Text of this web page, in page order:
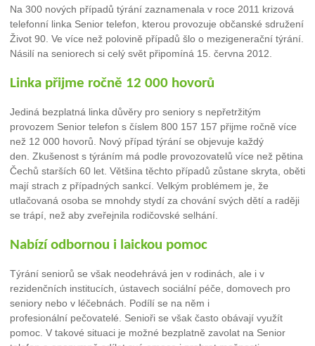
Na 300 nových případů týrání zaznamenala v roce 2011 krizová
telefonní linka Senior telefon, kterou provozuje občanské sdružení
Život 90. Ve více než polovině případů šlo o mezigenerační týrání.
Násilí na seniorech si celý svět připomíná 15. června 2012.
Linka přijme ročně 12 000 hovorů
Jediná bezplatná linka důvěry pro seniory s nepřetržitým
provozem Senior telefon s číslem 800 157 157 přijme ročně více
než 12 000 hovorů. Nový případ týrání se objevuje každý
den. Zkušenost s týráním má podle provozovatelů více než pětina
Čechů starších 60 let. Většina těchto případů zůstane skryta, oběti
mají strach z případných sankcí. Velkým problémem je, že
utlačovaná osoba se mnohdy stydí za chování svých dětí a raději
se trápí, než aby zveřejnila rodičovské selhání.
Nabízí odbornou i laickou pomoc
Týrání seniorů se však neodehrává jen v rodinách, ale i v
rezidenčních institucích, ústavech sociální péče, domovech pro
seniory nebo v léčebnách. Podílí se na něm i
profesionální pečovatelé. Senioři se však často obávají využít
pomoc. V takové situaci je možné bezplatně zavolat na Senior